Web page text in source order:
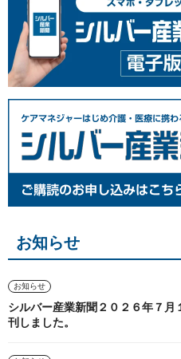
お知らせ
お知らせ
シルバー産業新聞２０２６年７月
刊しました。